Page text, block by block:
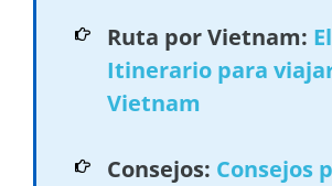
Ruta por Vietnam:
Itinerario para
Vietnam
Consejos: Consejos